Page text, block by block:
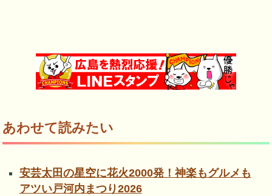
あわせて読みたい
安芸太田の星空に花火2000発！神楽もグルメも
アツい戸河内まつり2026